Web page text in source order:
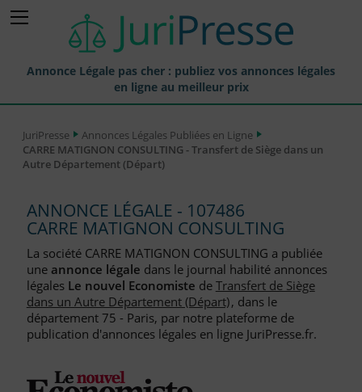
Annonce Légale pas cher : publiez vos annonces légales
en ligne au meilleur prix
Annonces Légales Publiées
Journaux Habilités (JAL) Annonces Légales
Liste des Greffes
Liste des CCI
Le Blog pour les Entreprises
JuriPresse
Annonces Légales Publiées en Ligne
CARRE MATIGNON CONSULTING - Transfert de Siège dans un
Autre Département (Départ)
ANNONCE LÉGALE - 107486
CARRE MATIGNON CONSULTING
La société CARRE MATIGNON CONSULTING a publiée
une annonce légale dans le journal habilité annonces
légales Le nouvel Economiste deTransfert de Siège
dans un Autre Département (Départ), dans le
département 75 - Paris, par notre plateforme de
publication d'annonces légales en ligne JuriPresse.fr.